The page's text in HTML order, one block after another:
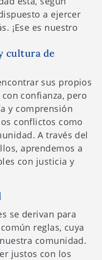
a ejercer
¡Ese es nuestro
cultura de
sus propios
confianza, pero
y comprensión
conflictos como
A través del
aprendemos a
con justicia y
se derivan para
reglas, cuya
comunidad.
justos con los